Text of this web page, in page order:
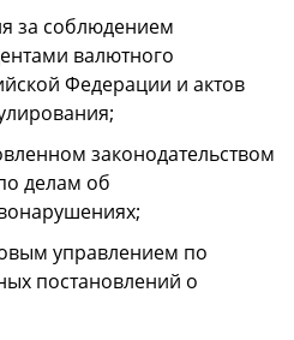
за соблюдением
валютного
Федерации и актов
законодательством
делам об
управлением по
постановлений о